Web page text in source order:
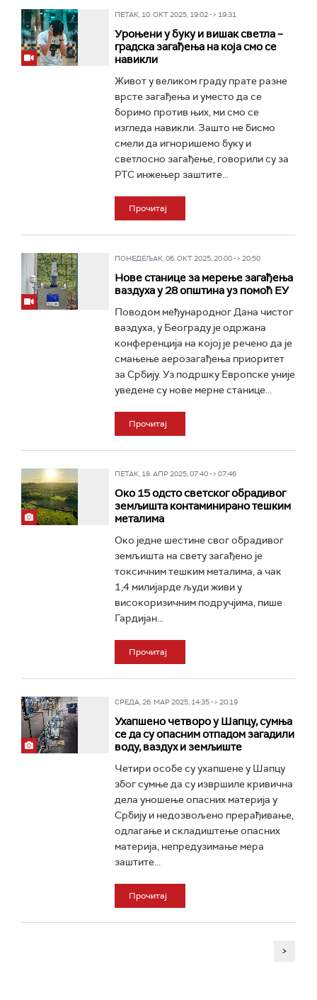
ПЕТАК, 10. ОКТ 2025, 19:02 -> 19:31
Уроњени у буку и вишак светла –
градска загађења на која смо се
навикли
Живот у великом граду прате разне
врсте загађења и уместо да се
боримо против њих, ми смо се
изгледа навикли. Зашто не бисмо
смели да игноришемо буку и
светлосно загађење, говорили су за
РТС инжењер заштите...
Прочитај
ПОНЕДЕЉАК, 06. ОКТ 2025, 20:00 -> 20:50
Нове станице за мерење загађења
ваздуха у 28 општина уз помоћ ЕУ
Поводом међународног Дана чистог
ваздуха, у Београду је одржана
конференција на којој је речено да је
смањење аерозагађења приоритет
за Србију. Уз подршку Европске уније
уведене су нове мерне станице...
Прочитај
ПЕТАК, 18. АПР 2025, 07:40 -> 07:46
Око 15 одсто светског обрадивог
земљишта контаминирано тешким
металима
Око једне шестине свог обрадивог
земљишта на свету загађено је
токсичним тешким металима, а чак
1,4 милијарде људи живи у
високоризичним подручјима, пише
Гардијан...
Прочитај
СРЕДА, 26. МАР 2025, 14:35 -> 20:19
Ухапшено четворо у Шапцу, сумња
се да су опасним отпадом загадили
воду, ваздух и земљиште
Четири особе су ухапшене у Шапцу
због сумње да су извршиле кривична
дела уношење опасних материја у
Србију и недозвољено прерађивање,
одлагање и складиштење опасних
материја, непредузимање мера
заштите...
Прочитај
>